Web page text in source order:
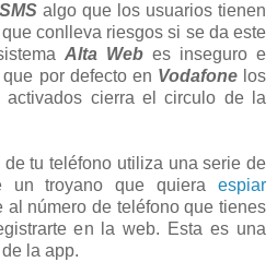
SMS algo que los usuarios tienen
conlleva riesgos si se da este
Alta Web es inseguro e
por defecto en Vodafonelos
activados cierra el circulo de la
tu teléfono utiliza una serie de
un troyano que quiera espiar
al número de teléfono que tienes
en la web. Esta es una
la app.